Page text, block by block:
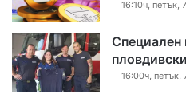
16:10ч, петък,
Специален
16:00ч, петък,